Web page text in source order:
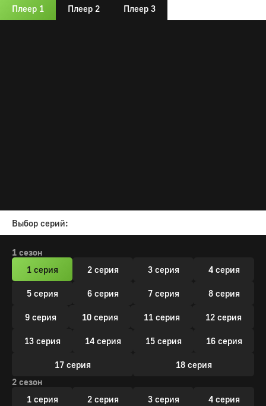
Плеер 1 Плеер 2 Плеер 3
Выбор серий:
1 сезон
1 серия
2 серия 3 серия 4 серия
5 серия 6 серия 7 серия 8 серия
9 серия 10 серия 11 серия 12 серия
13 серия 14 серия 15 серия 16 серия
17 серия
18 серия
2 сезон
1 серия
2 серия 3 серия 4 серия